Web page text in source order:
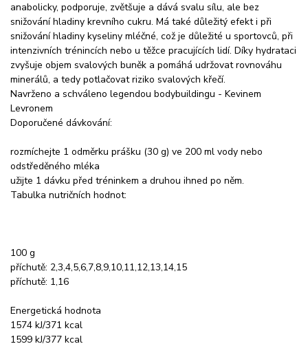
anabolicky, podporuje, zvětšuje a dává svalu sílu, ale bez
snižování hladiny krevního cukru. Má také důležitý efekt i při
snižování hladiny kyseliny mléčné, což je důležité u sportovců, při
intenzivních trénincích nebo u těžce pracujících lidí. Díky hydrataci
zvyšuje objem svalových buněk a pomáhá udržovat rovnováhu
minerálů, a tedy potlačovat riziko svalových křečí.
Navrženo a schváleno legendou bodybuildingu - Kevinem
Levronem
Doporučené dávkování:
rozmíchejte 1 odměrku prášku (30 g) ve 200 ml vody nebo
odstředěného mléka
užijte 1 dávku před tréninkem a druhou ihned po něm.
Tabulka nutričních hodnot:
100 g
příchutě: 2,3,4,5,6,7,8,9,10,11,12,13,14,15
příchutě: 1,16
Energetická hodnota
1574 kJ/371 kcal
1599 kJ/377 kcal